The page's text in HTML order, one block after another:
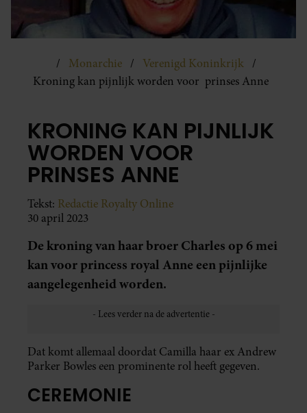
Monarchie
Verenigd Koninkrijk
Kroning kan pijnlijk worden voor prinses Anne
KRONING KAN PIJNLIJK
WORDEN VOOR
PRINSES ANNE
Tekst: Redactie Royalty Online
30 april 2023
De kroning van haar broer Charles op 6 mei
kan voor princess royal Anne een pijnlijke
aangelegenheid worden.
Dat komt allemaal doordat Camilla haar ex Andrew
Parker Bowles een prominente rol heeft gegeven.
CEREMONIE